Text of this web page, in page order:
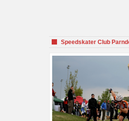
Speedskater Club